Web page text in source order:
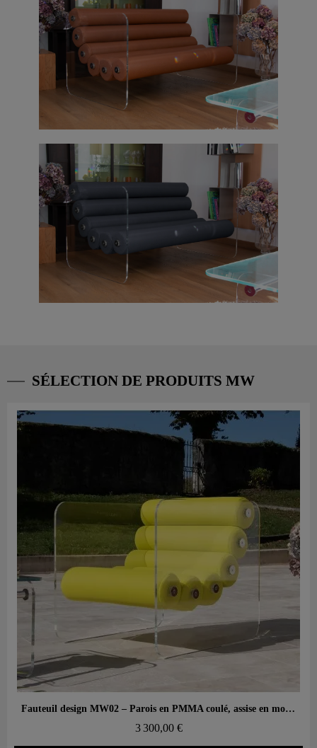
SÉLECTION DE PRODUITS MW
Aperçu rapide Fauteuil design MW02 – Parois en PMMA coulé, assise en mousse alvéolaire et tissu 3D
3 300,00 €